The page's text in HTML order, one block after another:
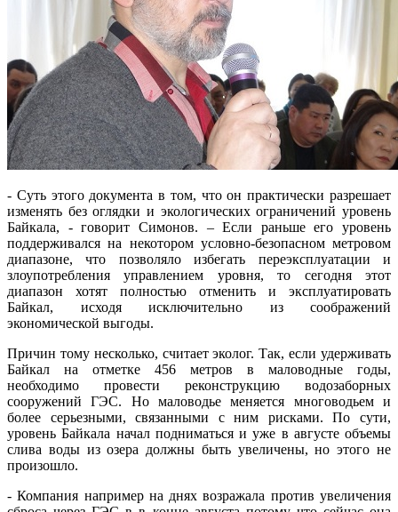
- Суть этого документа в том, что он практически разрешает
изменять без оглядки и экологических ограничений уровень
Байкала, - говорит Симонов. – Если раньше его уровень
поддерживался на некотором условно-безопасном метровом
диапазоне, что позволяло избегать переэксплуатации и
злоупотребления управлением уровня, то сегодня этот
диапазон хотят полностью отменить и эксплуатировать
Байкал, исходя исключительно из соображений
экономической выгоды.
Причин тому несколько, считает эколог. Так, если удерживать
Байкал на отметке 456 метров в маловодные годы,
необходимо провести реконструкцию водозаборных
сооружений ГЭС. Но маловодье меняется многоводьем и
более серьезными, связанными с ним рисками. По сути,
уровень Байкала начал подниматься и уже в августе объемы
слива воды из озера должны быть увеличены, но этого не
произошло.
- Компания например на днях возражала против увеличения